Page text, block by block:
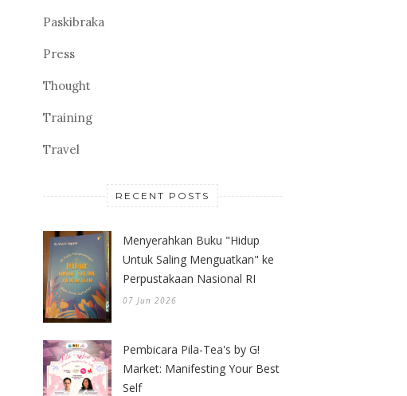
Paskibraka
Press
Thought
Training
Travel
RECENT POSTS
Menyerahkan Buku "Hidup
Untuk Saling Menguatkan" ke
Perpustakaan Nasional RI
07 Jun 2026
Pembicara Pila-Tea's by G!
Market: Manifesting Your Best
Self